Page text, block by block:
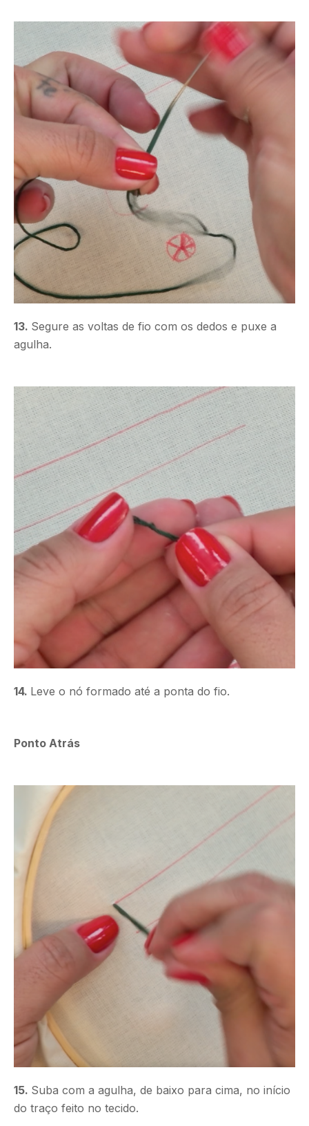
13. Segure as voltas de fio com os dedos e puxe a
agulha.
14. Leve o nó formado até a ponta do fio.
Ponto Atrás
15. Suba com a agulha, de baixo para cima, no início
do traço feito no tecido.